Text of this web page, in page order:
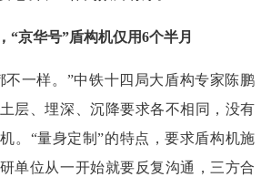
“京华号”盾构机仅用6个半月
不一样。”中铁十四局大盾构专家陈鹏
层、埋深、沉降要求各不相同，没有
。“量身定制”的特点，要求盾构机施
单位从一开始就要反复沟通，三方合